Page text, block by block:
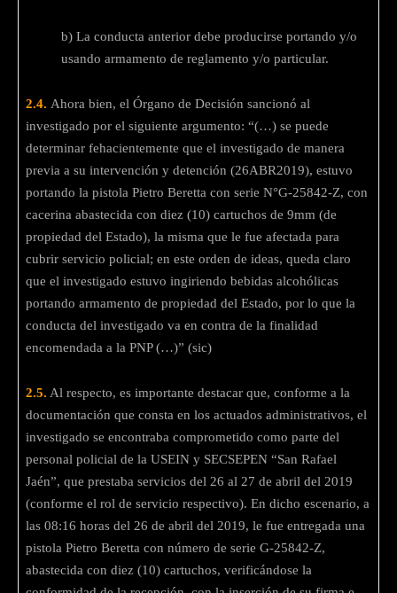
b) La conducta anterior debe producirse portando y/o
usando armamento de reglamento y/o particular.
2.4. Ahora bien, el Órgano de Decisión sancionó al
investigado por el siguiente argumento: “(…) se puede
determinar fehacientemente que el investigado de manera
previa a su intervención y detención (26ABR2019), estuvo
portando la pistola Pietro Beretta con serie N°G-25842-Z, con
cacerina abastecida con diez (10) cartuchos de 9mm (de
propiedad del Estado), la misma que le fue afectada para
cubrir servicio policial; en este orden de ideas, queda claro
que el investigado estuvo ingiriendo bebidas alcohólicas
portando armamento de propiedad del Estado, por lo que la
conducta del investigado va en contra de la finalidad
encomendada a la PNP (…)” (sic)
2.5. Al respecto, es importante destacar que, conforme a la
documentación que consta en los actuados administrativos, el
investigado se encontraba comprometido como parte del
personal policial de la USEIN y SECSEPEN “San Rafael
Jaén”, que prestaba servicios del 26 al 27 de abril del 2019
(conforme el rol de servicio respectivo). En dicho escenario, a
las 08:16 horas del 26 de abril del 2019, le fue entregada una
pistola Pietro Beretta con número de serie G-25842-Z,
abastecida con diez (10) cartuchos, verificándose la